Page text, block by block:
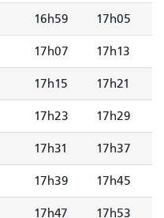
16h59 17h05
17h07 17h13
17h15 17h21
17h23 17h29
17h31 17h37
17h39 17h45
17h47 17h53